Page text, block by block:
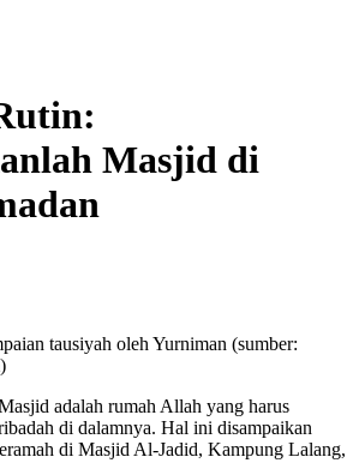
Masjid di
tausiyah oleh Yurniman (sumber:
adalah rumah Allah yang harus
di dalamnya. Hal ini disampaikan
di Masjid Al-Jadid, Kampung Lalang,